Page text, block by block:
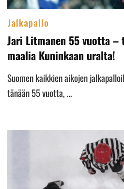
Jalkapallo
Jari Litmanen 55 vuotta –
maalia Kuninkaan uralta!
Suomen kaikkien aikojen
tänään 55 vuotta, …